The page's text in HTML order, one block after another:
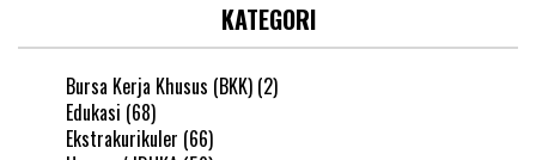
KATEGORI
Bursa Kerja Khusus (BKK) (2)
Edukasi (68)
Ekstrakurikuler (66)